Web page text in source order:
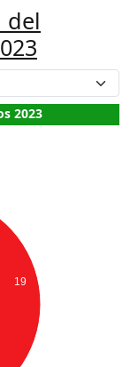
del
2023
19